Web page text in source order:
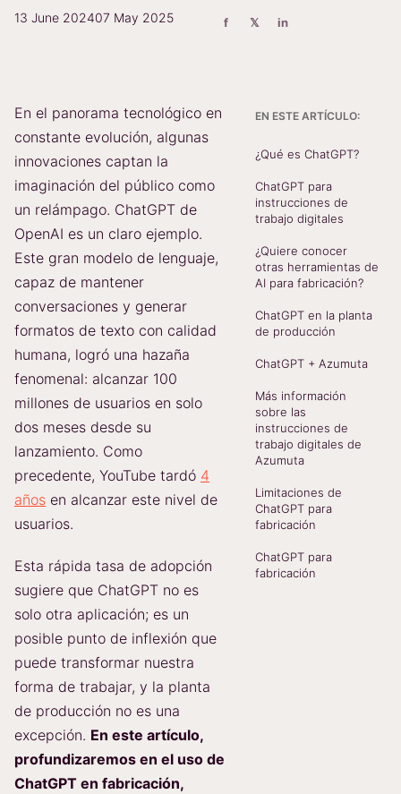
13 June 202407 May 2025 f 𝕏 in
En el panorama tecnológico en
constante evolución, algunas
innovaciones captan la
imaginación del público como
un relámpago. ChatGPT de
OpenAI es un claro ejemplo.
Este gran modelo de lenguaje,
capaz de mantener
conversaciones y generar
formatos de texto con calidad
humana, logró una hazaña
fenomenal: alcanzar 100
millones de usuarios en solo
dos meses desde su
lanzamiento. Como
precedente, YouTube tardó 4
años en alcanzar este nivel de
usuarios.
Esta rápida tasa de adopción
sugiere que ChatGPT no es
solo otra aplicación; es un
posible punto de inflexión que
puede transformar nuestra
forma de trabajar, y la planta
de producción no es una
excepción. En este artículo,
profundizaremos en el uso de
ChatGPT en fabricación,
EN ESTE ARTÍCULO:
¿Qué es ChatGPT?
ChatGPT para
instrucciones de
trabajo digitales
¿Quiere conocer
otras herramientas de
AI para fabricación?
ChatGPT en la planta
de producción
ChatGPT + Azumuta
Más información
sobre las
instrucciones de
trabajo digitales de
Azumuta
Limitaciones de
ChatGPT para
fabricación
ChatGPT para
fabricación